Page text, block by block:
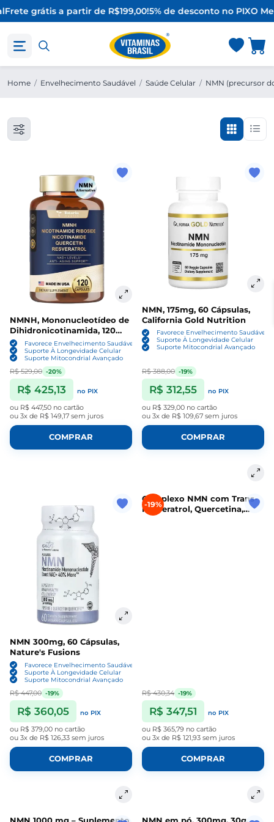
Frete grátis a partir de R$199,00!5% de desconto no PIXO
Home / Envelhecimento Saudável / Saúde Celular / NMN (precursor
NMNH, Mononucleotídeo de
Dihidronicotinamida, 120
Cápsulas, Totaria
Favorece Envelhecimento Saudável
Suporte À Longevidade Celular
Suporte Mitocondrial Avançado
R$ 529,00 -20%
R$ 425,13 no PIX
ou R$ 447,50 no cartão
ou 3x de R$ 149,17 sem juros
COMPRAR
NMN, 175mg, 60 Cápsulas,
California Gold Nutrition
Favorece Envelhecimento Saudável
Suporte À Longevidade Celular
Suporte Mitocondrial Avançado
R$ 388,00 -19%
R$ 312,55 no PIX
ou R$ 329,00 no cartão
ou 3x de R$ 109,67 sem juros
COMPRAR
NMN 300mg, 60 Cápsulas,
Nature's Fusions
Favorece Envelhecimento Saudável
Suporte À Longevidade Celular
Suporte Mitocondrial Avançado
R$ 447,00 -19%
R$ 360,05 no PIX
ou R$ 379,00 no cartão
ou 3x de R$ 126,33 sem juros
COMPRAR
-19%
Complexo NMN com Trans-
Resveratrol, Quercetina,
R$ 430,34 -19%
R$ 347,51 no PIX
ou R$ 365,79 no cartão
ou 3x de R$ 121,93 sem juros
COMPRAR